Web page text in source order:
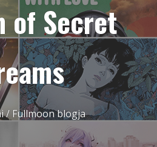
of Secret
/ Fullmoon blogja